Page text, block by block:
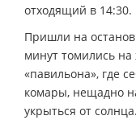
отходящий в 14:30.
Пришли на
минут томились
«павильона», где
комары, нещадно
укрыться от солнца.